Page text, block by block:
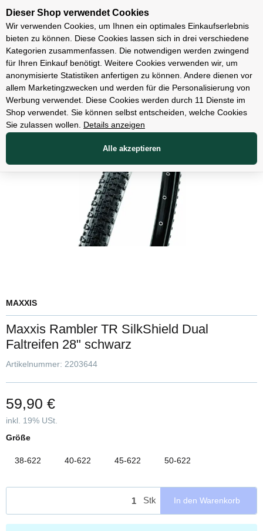
Unsere Filialen
Teile
MAXXIS
Maxxis Rambler TR SilkShield Dual
Faltreifen 28" schwarz
Artikelnummer: 2203644
59,90 €
inkl. 19% USt.
Größe
38-622 40-622 45-622 50-622
Stk In den Warenkorb
Dieser Shop verwendet Cookies
Wir verwenden Cookies, um Ihnen ein optimales Einkaufserlebnis
bieten zu können. Diese Cookies lassen sich in drei verschiedene
Kategorien zusammenfassen. Die notwendigen werden zwingend
für Ihren Einkauf benötigt. Weitere Cookies verwenden wir, um
anonymisierte Statistiken anfertigen zu können. Andere dienen vor
allem Marketingzwecken und werden für die Personalisierung von
Werbung verwendet. Diese Cookies werden durch 11 Dienste im
Shop verwendet. Sie können selbst entscheiden, welche Cookies
Sie zulassen wollen.
Details anzeigen
Alle akzeptieren